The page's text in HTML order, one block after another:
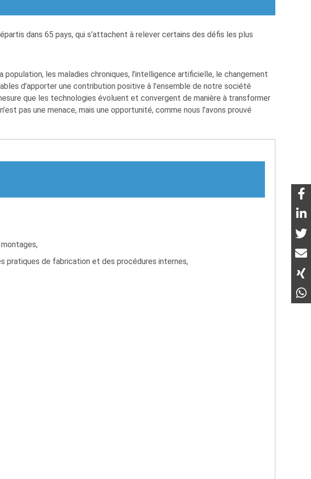
dans 65 pays, qui s’attachent à relever certains des défis les plus
les maladies chroniques, l’intelligence artificielle, le changement
d’apporter une contribution positive à l’ensemble de notre société
que les technologies évoluent et convergent de manière à transformer
pas une menace, mais une opportunité, comme nous l’avons prouvé
pratiques de fabrication et des procédures internes,